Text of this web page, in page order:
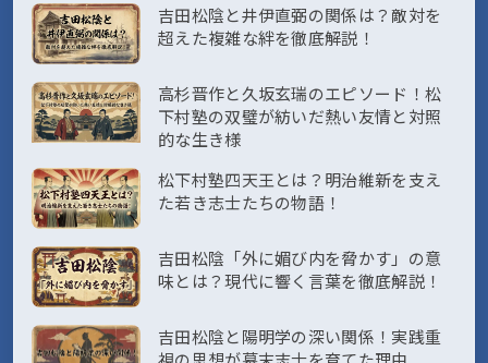
吉田松陰と井伊直弼の関係は？敵対を
超えた複雑な絆を徹底解説！
高杉晋作と久坂玄瑞のエピソード！松
下村塾の双璧が紡いだ熱い友情と対照
的な生き様
松下村塾四天王とは？明治維新を支え
た若き志士たちの物語！
吉田松陰「外に媚び内を脅かす」の意
味とは？現代に響く言葉を徹底解説！
吉田松陰と陽明学の深い関係！実践重